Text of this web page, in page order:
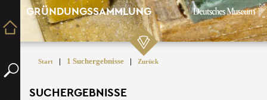
GRÜNDUNGSSAMMLUNG
Start | 1 Suchergebnisse | Zurück
SUCHERGEBNISSE